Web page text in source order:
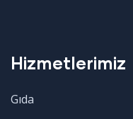
Hizmetlerimiz
Gıda